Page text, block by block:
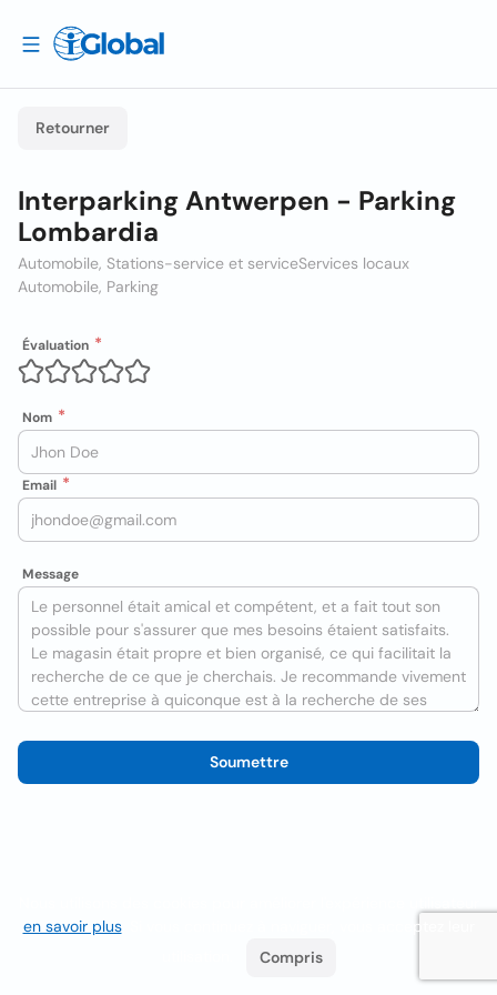
Retourner
Interparking Antwerpen - Parking
Lombardia
Automobile, Stations-service et serviceServices locaux
Automobile, Parking
Évaluation
Nom
Email
Message
Soumettre
en savoir plus. Si vous continuez à naviguer, vous acceptez leur
Compris